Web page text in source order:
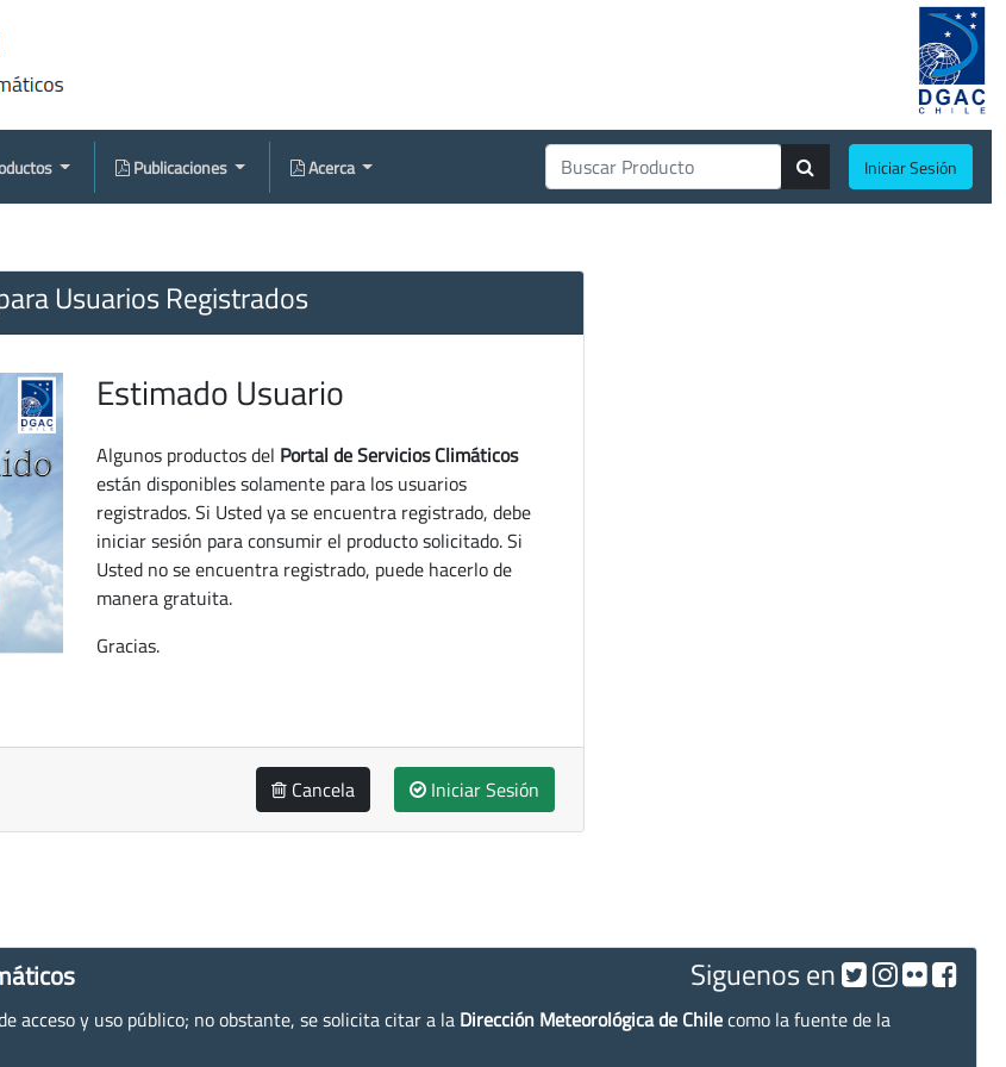
Publicaciones Acerca Iniciar Sesión
Usuarios Registrados
Estimado Usuario
Algunos productos del Portal de Servicios Climáticos
están disponibles solamente para los usuarios
registrados. Si Usted ya se encuentra registrado, debe
iniciar sesión para consumir el producto solicitado. Si
Usted no se encuentra registrado, puede hacerlo de
manera gratuita.
Gracias.
Cancela Iniciar Sesión
Siguenos en
acceso y uso público; no obstante, se solicita citar a la Dirección Meteorológica de Chilecomo la fuente de la